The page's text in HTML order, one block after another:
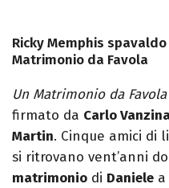
Ricky Memphis
Matrimonio da Favola
Un Matrimonio da Favola
firmato da Carlo
Martin. Cinque amici di
si ritrovano vent’anni
matrimonio di Daniele